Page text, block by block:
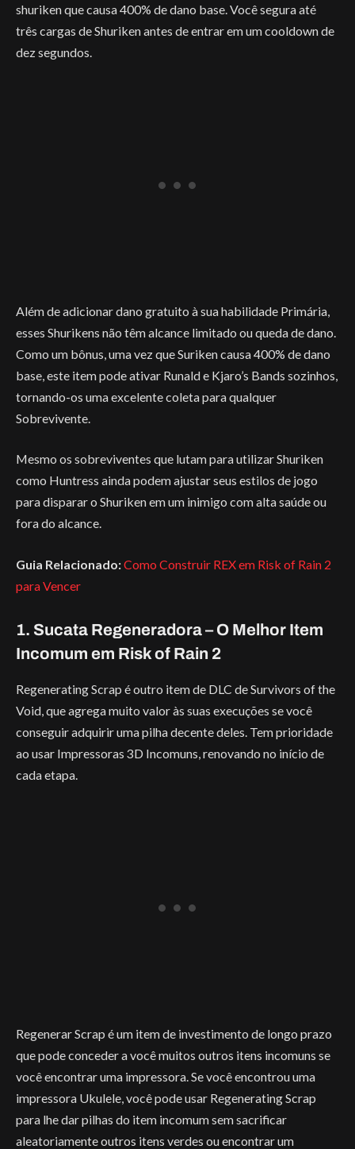
shuriken que causa 400% de dano base. Você segura até
três cargas de Shuriken antes de entrar em um cooldown de
dez segundos.
Além de adicionar dano gratuito à sua habilidade Primária,
esses Shurikens não têm alcance limitado ou queda de dano.
Como um bônus, uma vez que Suriken causa 400% de dano
base, este item pode ativar Runald e Kjaro’s Bands sozinhos,
tornando-os uma excelente coleta para qualquer
Sobrevivente.
Mesmo os sobreviventes que lutam para utilizar Shuriken
como Huntress ainda podem ajustar seus estilos de jogo
para disparar o Shuriken em um inimigo com alta saúde ou
fora do alcance.
Guia Relacionado:Como Construir REX em Risk of Rain 2
para Vencer
1. Sucata Regeneradora – O Melhor Item
Incomum em Risk of Rain 2
Regenerating Scrap é outro item de DLC de Survivors of the
Void, que agrega muito valor às suas execuções se você
conseguir adquirir uma pilha decente deles. Tem prioridade
ao usar Impressoras 3D Incomuns, renovando no início de
cada etapa.
Regenerar Scrap é um item de investimento de longo prazo
que pode conceder a você muitos outros itens incomuns se
você encontrar uma impressora. Se você encontrou uma
impressora Ukulele, você pode usar Regenerating Scrap
para lhe dar pilhas do item incomum sem sacrificar
aleatoriamente outros itens verdes ou encontrar um